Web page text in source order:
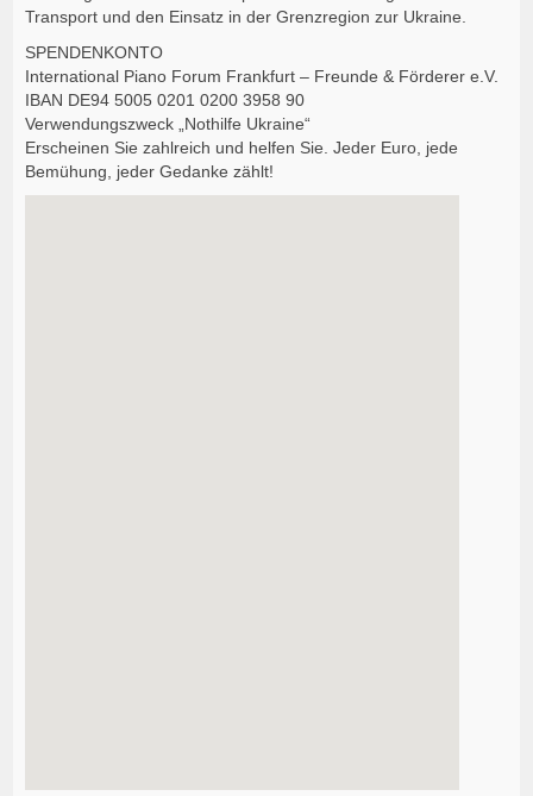
Transport und den Einsatz in der Grenzregion zur Ukraine.
SPENDENKONTO
International Piano Forum Frankfurt – Freunde & Förderer e.V.
IBAN DE94 5005 0201 0200 3958 90
Verwendungszweck „Nothilfe Ukraine“
Erscheinen Sie zahlreich und helfen Sie. Jeder Euro, jede
Bemühung, jeder Gedanke zählt!